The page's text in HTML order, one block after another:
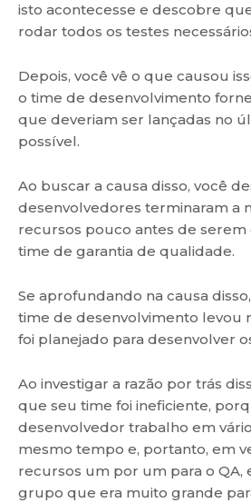
isto acontecesse e descobre
rodar todos os testes
Depois, você vê o que causou
o time de desenvolvimento
que deveriam ser lançadas no
possível.
Ao buscar a causa disso, você
desenvolvedores terminaram a
recursos pouco antes de serem
time de garantia de qualidade.
Se aprofundando na causa
time de desenvolvimento levou
foi planejado para desenvolver
Ao investigar a razão por trás
que seu time foi ineficiente,
desenvolvedor trabalho em
mesmo tempo e, portanto, em
recursos um por um para o QA,
grupo que era muito grande